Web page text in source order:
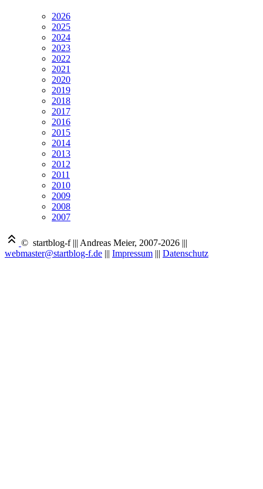
2026
2025
2024
2023
2022
2021
2020
2019
2018
2017
2016
2015
2014
2013
2012
2011
2010
2009
2008
2007
© startblog-f ||| Andreas Meier, 2007-2026 |||
webmaster@startblog-f.de ||| Impressum ||| Datenschutz